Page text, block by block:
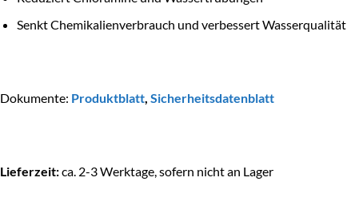
Senkt Chemikalienverbrauch und verbessert Wasserqualität
Dokumente: Produktblatt, Sicherheitsdatenblatt
Lieferzeit:ca. 2-3 Werktage, sofern nicht an Lager